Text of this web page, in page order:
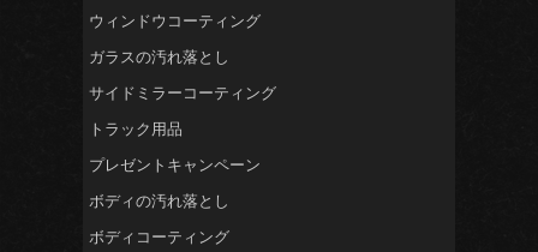
ウィンドウコーティング
ガラスの汚れ落とし
サイドミラーコーティング
トラック用品
プレゼントキャンペーン
ボディの汚れ落とし
ボディコーティング